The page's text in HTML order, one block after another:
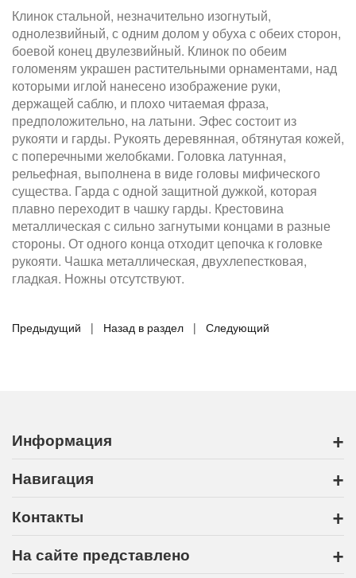
Клинок стальной, незначительно изогнутый,
однолезвийный, с одним долом у обуха с обеих сторон,
боевой конец двулезвийный. Клинок по обеим
голоменям украшен растительными орнаментами, над
которыми иглой нанесено изображение руки,
держащей саблю, и плохо читаемая фраза,
предположительно, на латыни. Эфес состоит из
рукояти и гарды. Рукоять деревянная, обтянутая кожей,
с поперечными желобками. Головка латунная,
рельефная, выполнена в виде головы мифического
существа. Гарда с одной защитной дужкой, которая
плавно переходит в чашку гарды. Крестовина
металлическая с сильно загнутыми концами в разные
стороны. От одного конца отходит цепочка к головке
рукояти. Чашка металлическая, двухлепестковая,
гладкая. Ножны отсутствуют.
Предыдущий | Назад в раздел | Следующий
Информация +
Навигация +
Контакты +
На сайте представлено +